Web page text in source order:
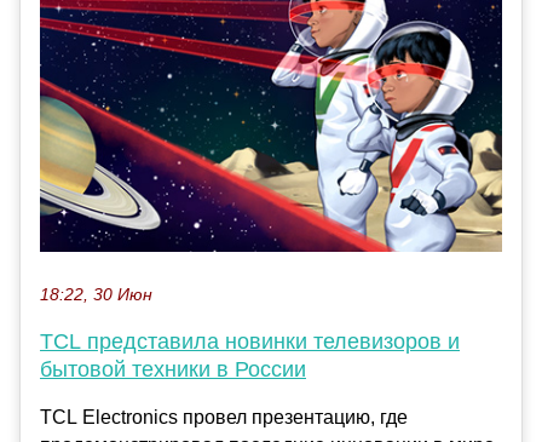
18:22, 30 Июн
TCL представила новинки телевизоров и
бытовой техники в России
TCL Electronics провел презентацию, где